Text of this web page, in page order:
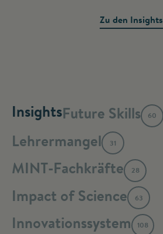
Zu den Insights
InsightsFuture Skills 60
Lehrermangel 31
MINT-Fachkräfte 28
Impact of Science 63
Innovationssystem 108